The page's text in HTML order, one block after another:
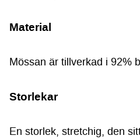
Material
Mössan är tillverkad i 92%
Storlekar
En storlek, stretchig, den